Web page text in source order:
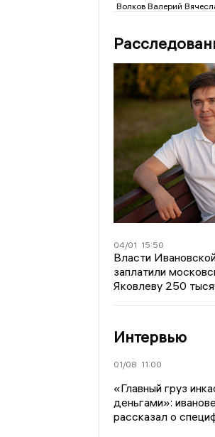
Волков Валерий
04/01 15:50
Власти
заплатили
Яковлеву 250
Интервью
01/08 11:00
«Главный груз
деньгами»:
рассказал о